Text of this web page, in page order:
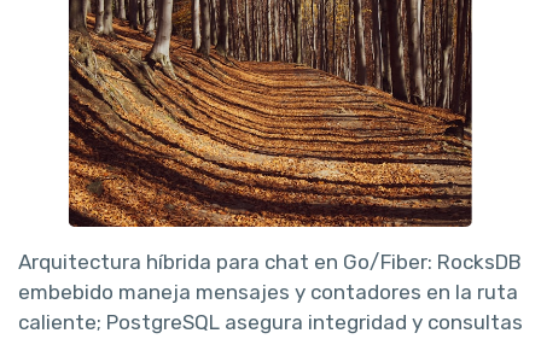
Arquitectura híbrida para chat en Go/Fiber: RocksDB
embebido maneja mensajes y contadores en la ruta
caliente; PostgreSQL asegura integridad y consultas